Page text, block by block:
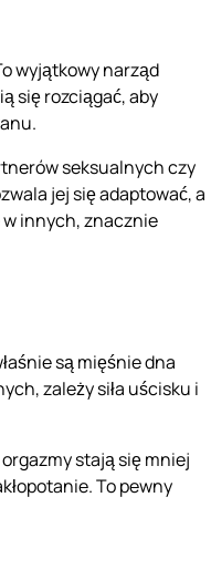
wyjątkowy narząd
się rozciągać, aby
seksualnych czy
jej się adaptować, a
innych, znacznie
są mięśnie dna
zależy siła uścisku i
stają się mniej
To pewny